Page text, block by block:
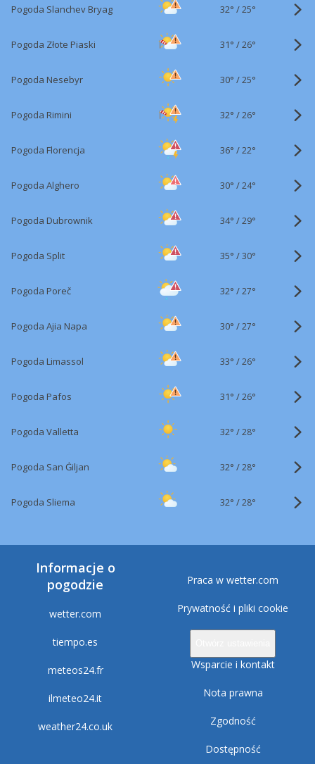
Pogoda Slanchev Bryag 32° /25°
Pogoda Złote Piaski 31° /26°
Pogoda Nesebyr 30° /25°
Pogoda Rimini 32° /26°
Pogoda Florencja 36° /22°
Pogoda Alghero 30° /24°
Pogoda Dubrownik 34° /29°
Pogoda Split 35° /30°
Pogoda Poreč 32° /27°
Pogoda Ajia Napa 30° /27°
Pogoda Limassol 33° /26°
Pogoda Pafos 31° /26°
Pogoda Valletta 32° /28°
Pogoda San Ġiljan 32° /28°
Pogoda Sliema 32° /28°
Informacje o
pogodzie
wetter.com
tiempo.es
meteos24.fr
ilmeteo24.it
weather24.co.uk
Praca w wetter.com
Prywatność i pliki cookie
Wsparcie i kontakt
Nota prawna
Zgodność
Dostępność